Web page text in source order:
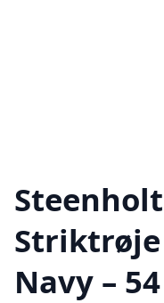
Striktrøje
Navy – 54